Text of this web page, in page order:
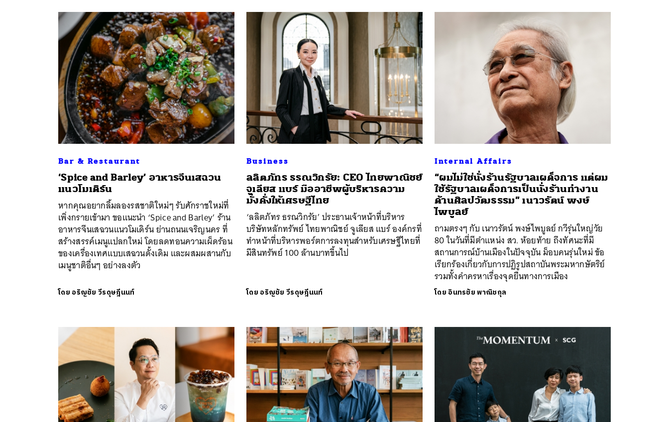
Bar & Restaurant
‘Spice and Barley’ อาหารจีนเสฉวน
แนวโมเดิร์น
หากคุณอยากลิ้มลองรสชาติใหม่ๆ รับศักราชใหม่ที่
เพิ่งกรายเข้ามา ขอแนะนำ ‘Spice and Barley’ ร้าน
อาหารจีนเสฉวนแนวโมเดิร์น ย่านถนนเจริญนคร ที่
สร้างสรรค์เมนูแปลกใหม่ โดยลดทอนความเผ็ดร้อน
ของเครื่องเทศแบบเสฉวนดั้งเดิม และผสมผสานกับ
เมนูชาติอื่นๆ อย่างลงตัว
โดย อริญชัย วีรดุษฎีนนท์
Business
ลลิตภัทร ธรณวิกรัย: CEO ไทยพาณิชย์
จูเลียส แบร์ มืออาชีพผู้บริหารความ
มั่งคั่งให้เศรษฐีไทย
‘ลลิตภัทร ธรณวิกรัย’ ประธานเจ้าหน้าที่บริหาร
บริษัทหลักทรัพย์ ไทยพาณิชย์ จูเลียส แบร์ องค์กรที่
ทำหน้าที่บริหารพอร์ตการลงทุนสำหรับเศรษฐีไทยที่
มีสินทรัพย์ 100 ล้านบาทขึ้นไป
โดย อริญชัย วีรดุษฎีนนท์
Internal Affairs
“ผมไม่ใช่นั่งร้านรัฐบาลเผด็จการ แต่ผม
ใช้รัฐบาลเผด็จการเป็นนั่งร้านทำงาน
ด้านศิลปวัฒธรรม” เนาวรัตน์ พงษ์
ไพบูลย์
ถามตรงๆ กับ เนาวรัตน์ พงษ์ไพบูลย์ กวีรุ่นใหญ่วัย
80 ในวันที่มีตำแหน่ง สว. ห้อยท้าย ถึงทัศนะที่มี
สถานการณ์บ้านเมืองในปัจจุบัน ม็อบคนรุ่นใหม่ ข้อ
เรียกร้องเกี่ยวกับการปฏิรูปสถาบันพระมหากษัตริย์
รวมทั้งคำครหาเรื่องจุดยืนทางการเมือง
โดย อินทรชัย พาณิชกุล
ค้นหา